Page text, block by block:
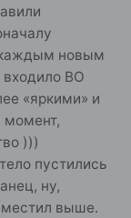
каждым новым
ВО
«яркими» и
момент,
)))
пустились
ну,
выше.